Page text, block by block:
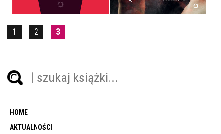
1 2 3
HOME
AKTUALNOŚCI